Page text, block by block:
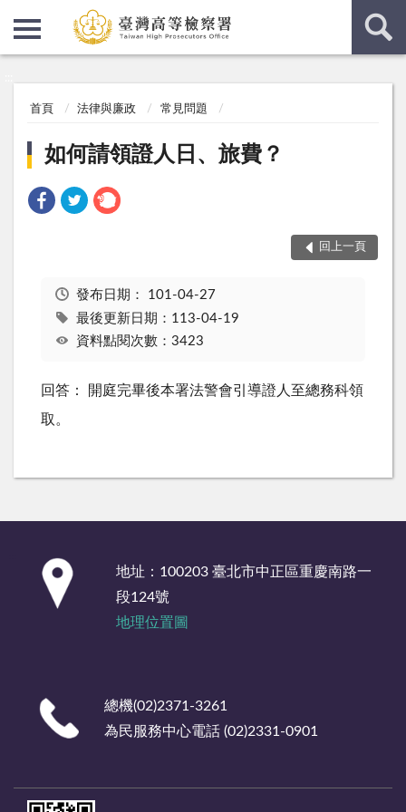
首頁 法律與廉政 常見問題
如何請領證人日、旅費？
回上一頁
發布日期： 101-04-27
最後更新日期：113-04-19
資料點閱次數：3423
回答： 開庭完畢後本署法警會引導證人至總務科領
取。
地址：100203 臺北市中正區重慶南路一
段124號
地理位置圖
總機(02)2371-3261
為民服務中心電話 (02)2331-0901